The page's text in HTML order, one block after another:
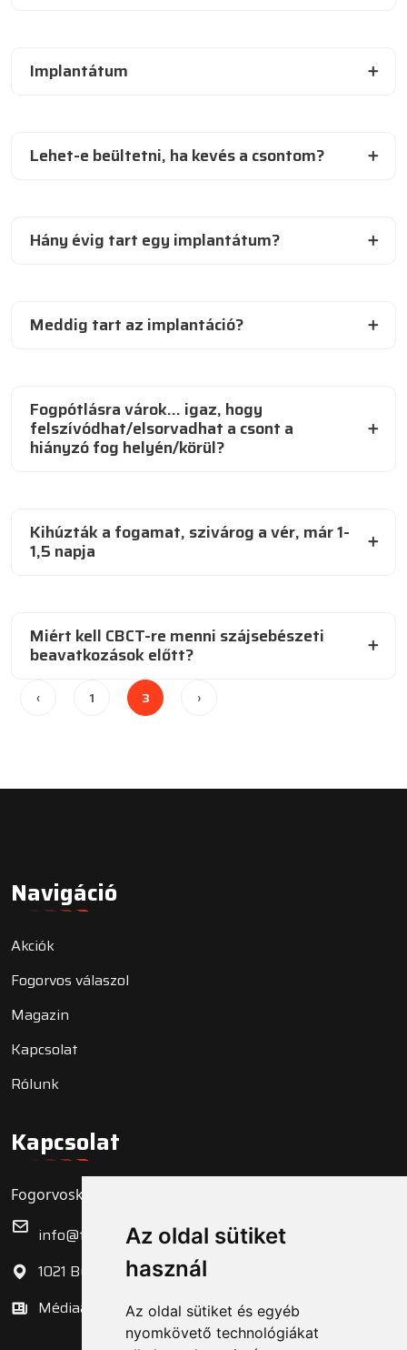
Az oldal sütiket
használ
Az oldal sütiket és egyéb
nyomkövető technológiákat
Implantátum
Lehet-e beültetni, ha kevés a csontom?
Hány évig tart egy implantátum?
Meddig tart az implantáció?
Fogpótlásra várok… igaz, hogy
felszívódhat/elsorvadhat a csont a
hiányzó fog helyén/körül?
Kihúzták a fogamat, szivárog a vér, már 1-
1,5 napja
Miért kell CBCT-re menni szájsebészeti
beavatkozások előtt?
‹ 1 3 ›
Navigáció
Akciók
Fogorvos válaszol
Magazin
Kapcsolat
Rólunk
Kapcsolat
Fogorvoskereső.hu Zrt.
info@fogorvoskereso.hu
1021 Budapest, Bécsi út 3-5.
Médiaajánlat